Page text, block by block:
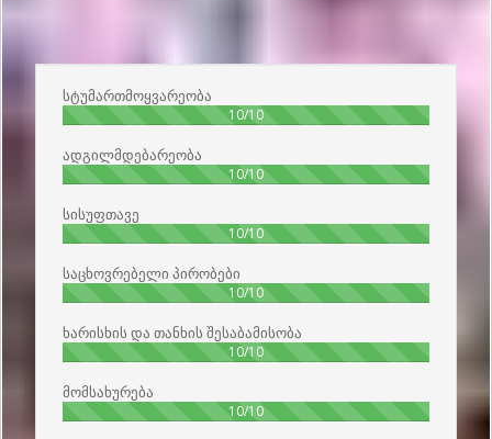
სტუმართმოყვარეობა
10/10100%
ადგილმდებარეობა
10/10100%
სისუფთავე
10/10100%
საცხოვრებელი პირობები
10/10100%
ხარისხის და თანხის შესაბამისობა
10/10100%
მომსახურება
10/10100%